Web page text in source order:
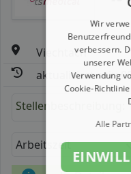
Viechtach
aktualisiert seit:
Stellenbeschreibung:
Arbeitszeit
Wir
verbessern.
unserer
Verwendung
Cookie-
Alle